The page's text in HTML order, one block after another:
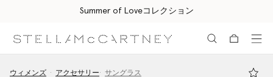
Summer of Loveコレクション
ウィメンズ アクセサリー サングラス